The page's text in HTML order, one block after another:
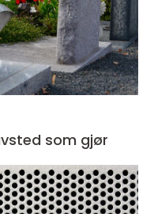
som gjør